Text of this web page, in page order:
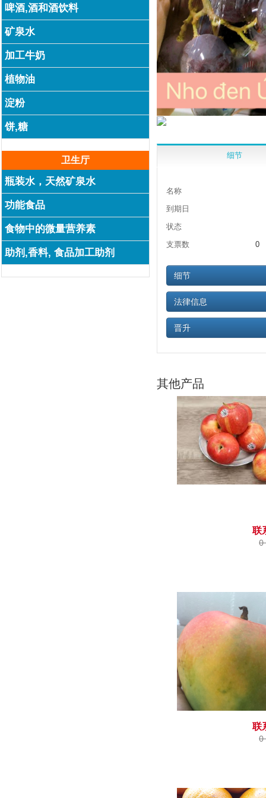
啤酒,酒和酒饮料
矿泉水
加工牛奶
植物油
淀粉
饼,糖
卫生厅
瓶装水，天然矿泉水
功能食品
食物中的微量营养素
助剂,香料, 食品加工助剂
细节
名称
到期日
状态
支票数
0
细节
法律信息
晋升
其他产品
联
0
联
0